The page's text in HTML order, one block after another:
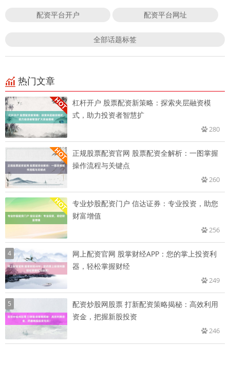
配资平台开户 配资平台网址
全部话题标签
热门文章
杠杆开户 股票配资新策略：探索夹层融资模
式，助力投资者智慧扩
280
正规股票配资官网 股票配资全解析：一图掌握
操作流程与关键点
260
专业炒股配资门户 信达证券：专业投资，助您
财富增值
256
4
网上配资官网 股掌财经APP：您的掌上投资利
器，轻松掌握财经
249
5
配资炒股网股票 打新配资策略揭秘：高效利用
资金，把握新股投资
246